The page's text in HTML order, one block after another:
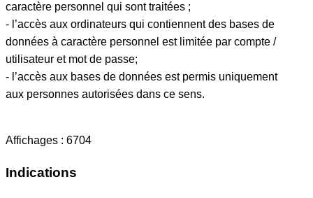
caractère personnel qui sont traitées ;
- l’accès aux ordinateurs qui contiennent des bases de
données à caractère personnel est limitée par compte /
utilisateur et mot de passe;
- l’accès aux bases de données est permis uniquement
aux personnes autorisées dans ce sens.
Affichages : 6704
Indications